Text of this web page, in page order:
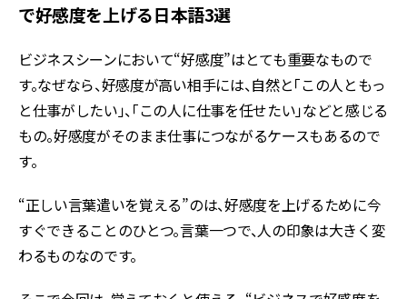
で好感度を上げる日本語3選
ビジネスシーンにおいて“好感度”はとても重要なもので
す。なぜなら、好感度が高い相手には、自然と「この人ともっ
と仕事がしたい」、「この人に仕事を任せたい」などと感じる
もの。好感度がそのまま仕事につながるケースもあるので
す。
“正しい言葉遣いを覚える”のは、好感度を上げるために今
すぐできることのひとつ。言葉一つで、人の印象は大きく変
わるものなのです。